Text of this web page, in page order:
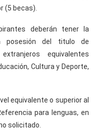
(5 becas).
deberán tener la
posesión del titulo de
equivalentes
Cultura y Deporte,
equivalente o superior al
para lenguas, en
solicitado.